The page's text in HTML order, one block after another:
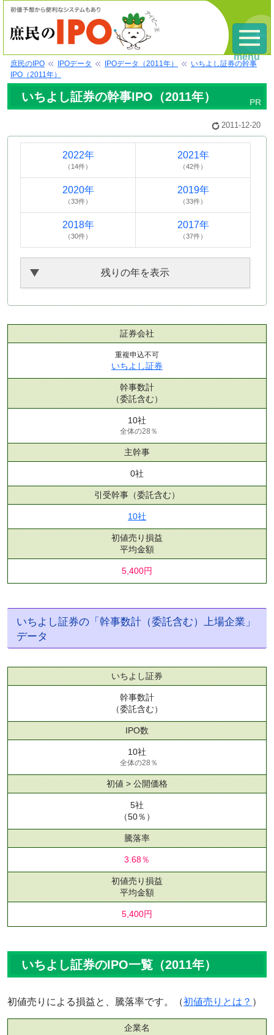
庶民のIPO IPOデータ IPOデータ（2011年）
いちよし証券の幹事
IPO（2011年）
いちよし証券の幹事IPO（2011年）
2011-12-20
2022年
（14件）
2021年
（42件）
2020年
（33件）
2019年
（33件）
2018年
（30件）
2017年
（37件）
残りの年を表示
証券会社
重複申込不可
いちよし証券
幹事数計
（委託含む）
10社
全体の28％
主幹事
0社
引受幹事 （委託含む）
10社
初値売り損益
平均金額
5,400円
いちよし証券の「幹事数計（委託含む）上場企業」
データ
いちよし証券
幹事数計
（委託含む）
IPO数
10社
全体の28％
初値 > 公開価格
5社
（50％）
騰落率
3.68％
初値売り損益
平均金額
5,400円
いちよし証券のIPO一覧（2011年）
初値売りによる損益と、騰落率です。（初値売りとは？ ）
企業名
menu